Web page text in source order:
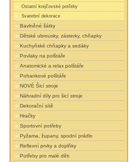
Ostatní krejčovské potřeby
Svatební dekorace
Bavlněné šátky
Dětské ubrousky, zásterky, chňapky
Kuchyňské chňapky a sedáky
Povlaky na polštáře
Anatomické a relax polštáře
Pohankové polštáře
NOVÉ Šicí stroje
Náhradní díly pro šicí stroje
Dekorační sítě
Hračky
Sportovní potřeby
Pyžama, župany, spodní prádlo
Reflexní prvky a doplňky
Potřeby pro malé děti